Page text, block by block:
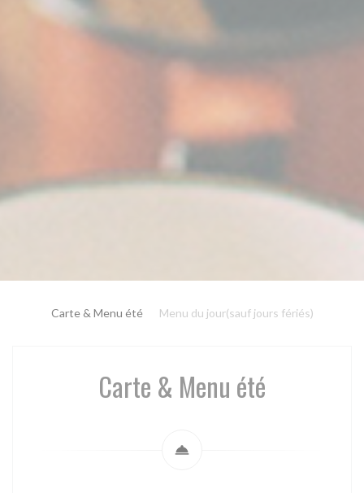
Carte & Menu été Menu du jour(sauf jours fériés)
Carte & Menu été